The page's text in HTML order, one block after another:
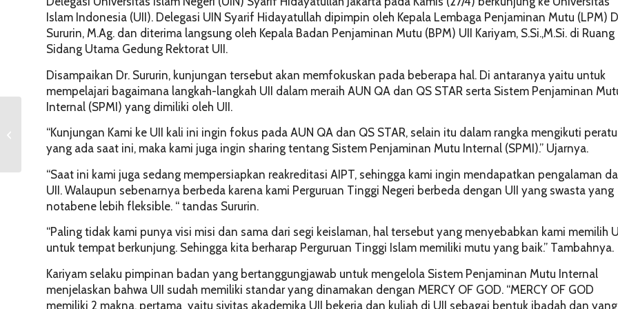
Islam Indonesia (UII). Delegasi UIN Syarif Hidayatullah dipimpin oleh Kepala Lembaga Penjaminan Mutu (LPM)
Sururin, M.Ag. dan diterima langsung oleh Kepala Badan Penjaminan Mutu (BPM) UII Kariyam, S.Si.,M.Si. di Ruang
Sidang Utama Gedung Rektorat UII.
Disampaikan Dr. Sururin, kunjungan tersebut akan memfokuskan pada beberapa hal. Di antaranya yaitu untuk
mempelajari bagaimana langkah-langkah UII dalam meraih AUN QA dan QS STAR serta Sistem Penjaminan
Internal (SPMI) yang dimiliki oleh UII.
“Kunjungan Kami ke UII kali ini ingin fokus pada AUN QA dan QS STAR, selain itu dalam rangka mengikuti
yang ada saat ini, maka kami juga ingin sharing tentang Sistem Penjaminan Mutu Internal (SPMI).” Ujarnya.
“Saat ini kami juga sedang mempersiapkan reakreditasi AIPT, sehingga kami ingin mendapatkan pengalaman
UII. Walaupun sebenarnya berbeda karena kami Perguruan Tinggi Negeri berbeda dengan UII yang swasta yang
notabene lebih fleksible. “ tandas Sururin.
“Paling tidak kami punya visi misi dan sama dari segi keislaman, hal tersebut yang menyebabkan kami memilih UII
untuk tempat berkunjung. Sehingga kita berharap Perguruan Tinggi Islam memiliki mutu yang baik.” Tambahnya.
Kariyam selaku pimpinan badan yang bertanggungjawab untuk mengelola Sistem Penjaminan Mutu Internal
menjelaskan bahwa UII sudah memiliki standar yang dinamakan dengan MERCY OF GOD. “MERCY OF GOD
memiliki 2 makna, pertama yaitu sivitas akademika UII bekerja dan kuliah di UII sebagai bentuk ibadah dan yang
Prodi PAI UII Raih
Predikat Terbaik Sistem
Penjaminan Mutu
Tahun 2016